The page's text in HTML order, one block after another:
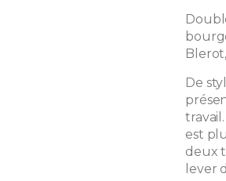
De
est
deux
lever